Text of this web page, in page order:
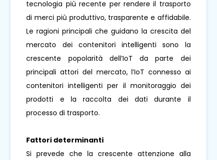
tecnologia più recente per rendere il trasporto
di merci più produttivo, trasparente e affidabile.
Le ragioni principali che guidano la crescita del
mercato dei contenitori intelligenti sono la
crescente popolarità dell’IoT da parte dei
principali attori del mercato, l’IoT connesso ai
contenitori intelligenti per il monitoraggio dei
prodotti e la raccolta dei dati durante il
processo di trasporto.
Fattori determinanti
Si prevede che la crescente attenzione alla